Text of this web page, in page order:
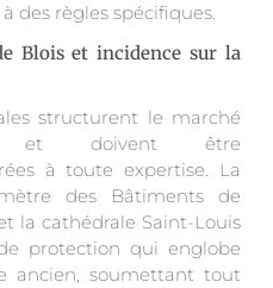
des règles spécifiques.
Blois et incidence sur la
structurent le marché
et doivent être
à toute expertise. La
des Bâtiments de
la cathédrale Saint-Louis
protection qui englobe
ancien, soumettant tout